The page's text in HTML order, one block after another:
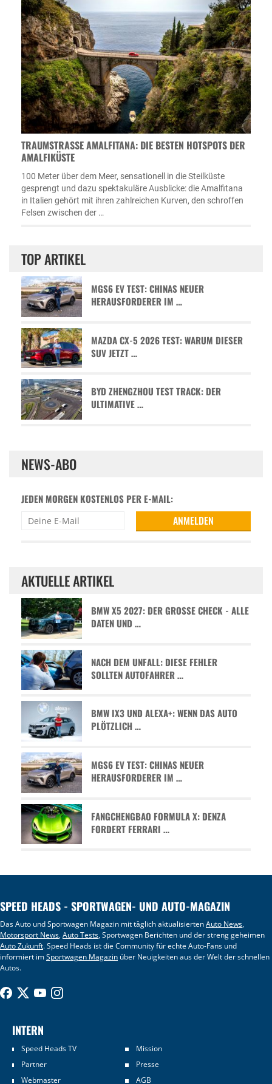
TRAUMSTRASSE AMALFITANA: DIE BESTEN HOTSPOTS DER A
MALFIKÜSTE
100 Meter über dem Meer, sensationell in die Steilküste
gesprengt und dazu spektakuläre Ausblicke: die Amalfitana
in Italien gehört mit ihren zahlreichen Kurven, den schroffen
Felsen zwischen der …
TOP ARTIKEL
MGS6 EV TEST: CHINAS NEUER
HERAUSFORDERER IM …
MAZDA CX-5 2026 TEST: WARUM DIESER
SUV JETZT …
BYD ZHENGZHOU TEST TRACK: DER
ULTIMATIVE …
NEWS-ABO
JEDEN MORGEN KOSTENLOS PER E-MAIL:
AKTUELLE ARTIKEL
BMW X5 2027: DER GROSSE CHECK - ALLE D
ATEN UND …
NACH DEM UNFALL: DIESE FEHLER
SOLLTEN AUTOFAHRER …
BMW IX3 UND ALEXA+: WENN DAS AUTO
PLÖTZLICH …
MGS6 EV TEST: CHINAS NEUER
HERAUSFORDERER IM …
FANGCHENGBAO FORMULA X: DENZA
FORDERT FERRARI …
SPEED HEADS - SPORTWAGEN- UND AUTO-MAGAZIN
Das Auto und Sportwagen Magazin mit täglich aktualisiertenAuto News,
Motorsport News,Auto Tests, Sportwagen Berichten und der streng geheimen
Auto Zukunft. Speed Heads ist die Community für echte Auto-Fans und
informiert imSportwagen Magazin über Neuigkeiten aus der Welt der schnellen
Autos.
INTERN
Speed Heads TV
Mission
Partner
Presse
Webmaster
AGB